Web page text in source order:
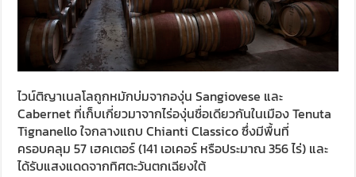
ไวน์ติญาเนลโลถูกหมักบ่มจากองุ่น Sangiovese และ
Cabernet ที่เก็บเกี่ยวมาจากไร่องุ่นชื่อเดียวกันในเมือง Tenuta
Tignanello ใจกลางแถบ Chianti Classico ซึ่งมีพื้นที่
ครอบคลุม 57 เฮคเตอร์ (141 เอเคอร์ หรือประมาณ 356 ไร่) และ
ได้รับแสงแดดจากทิศตะวันตกเฉียงใต้